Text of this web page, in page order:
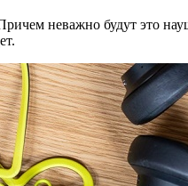
неважно будут это